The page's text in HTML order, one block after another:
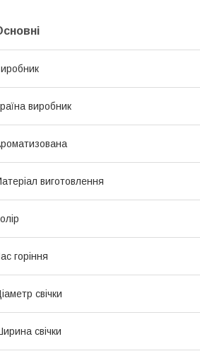
виробник
виготовлення
горіння
свічки
свічки